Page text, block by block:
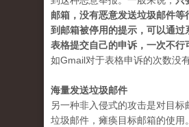
邮箱，没有恶意发送垃圾邮件等
到邮箱被停用的提示，可以通过
表格提交自己的申诉，一次不行
如Gmail对于表格申诉的次数没有
海量发送垃圾邮件
另一种非入侵式的攻击是对目标
垃圾邮件，瘫痪目标邮箱的使用